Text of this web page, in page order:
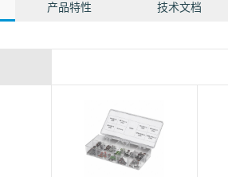
产品特性 技术文档